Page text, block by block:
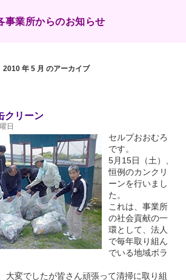
事業所からのお知らせ
2010 年 5 月 のアーカイブ
クリーン
日
セルプおおむろ
です。
5月15日（土）、
恒例のカンクリ
ーンを行いまし
た。
これは、事業所
の社会貢献の一
環として、法人
で毎年取り組ん
でいる地域ボラ
大変でしたが皆さん頑張って清掃に取り組